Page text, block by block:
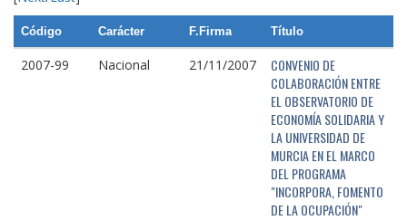
Código Carácter F.Firma Título
2007-99 Nacional 21/11/2007
CONVENIO DE
COLABORACIÓN ENTRE
EL OBSERVATORIO DE
ECONOMÍA SOLIDARIA Y
LA UNIVERSIDAD DE
MURCIA EN EL MARCO
DEL PROGRAMA
"INCORPORA, FOMENTO
DE LA OCUPACIÓN"